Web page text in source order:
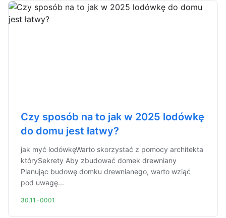
Czy sposób na to jak w 2025 lodówkę
do domu jest łatwy?
jak myć lodówkęWarto skorzystać z pomocy architekta
którySekrety Aby zbudować domek drewniany
Planując budowę domku drewnianego, warto wziąć
pod uwagę...
30.11.-0001